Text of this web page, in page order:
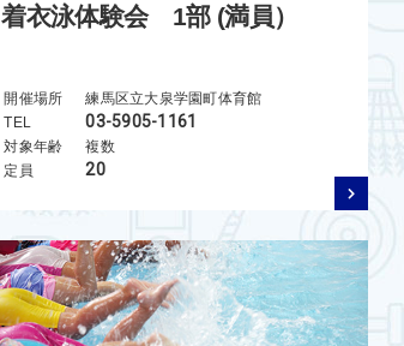
着衣泳体験会 1部 (満員）
開催場所
練馬区立大泉学園町体育館
TEL
03-5905-1161
対象年齢
複数
定員
20